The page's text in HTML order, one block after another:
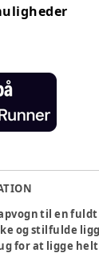
til en
og stilfulde
for at ligge